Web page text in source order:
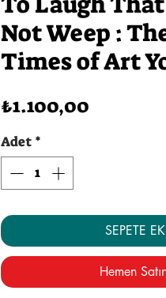
Not Weep :
Times of Art
₺1.100,00
Adet *
SEPETE
Hemen